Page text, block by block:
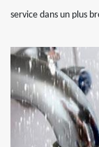
service dans un plus